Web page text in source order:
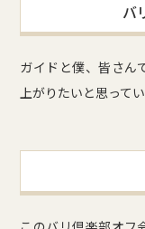
バ
ガイドと僕、皆さん
上がりたいと思ってい